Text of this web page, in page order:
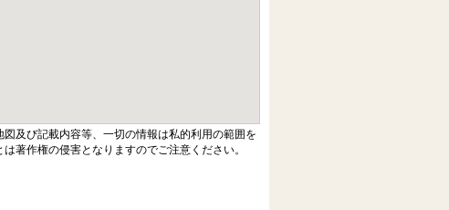
及び記載内容等、一切の情報は私的利用の範囲を
著作権の侵害となりますのでご注意ください。